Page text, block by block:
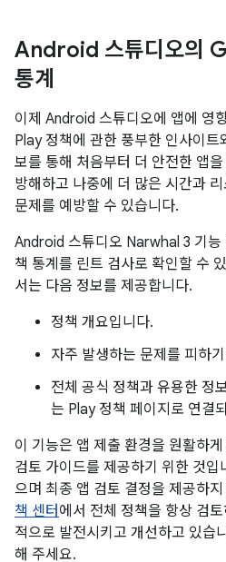
Android 스튜디오의
통계
이제 Android 스튜디오에 앱에 영
Play 정책에 관한 풍부한 인사이트
보를 통해 처음부터 더 안전한 앱
방해하고 나중에 더 많은 시간과
문제를 예방할 수 있습니다.
Android 스튜디오 Narwhal 3 기
책 통계를 린트 검사로 확인할 수
서는 다음 정보를 제공합니다.
정책 개요입니다.
자주 발생하는 문제를 피하
전체 공식 정책과 유용한 정
는 Play 정책 페이지로 연결
이 기능은 앱 제출 환경을 원활하
검토 가이드를 제공하기 위한 것
으며 최종 앱 검토 결정을 제공하
책 센터 에서 전체 정책을 항상 검
적으로 발전시키고 개선하고 있습
해 주세요.